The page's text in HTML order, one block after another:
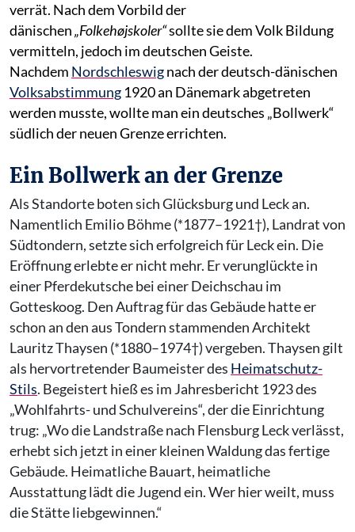
verrät. Nach dem Vorbild der
dänischen„Folkehøjskoler“sollte sie dem Volk Bildung
vermitteln, jedoch im deutschen Geiste.
Nachdem Nordschleswignach der deutsch-dänischen
Volksabstimmung 1920 an Dänemark abgetreten
werden musste, wollte man ein deutsches „Bollwerk“
südlich der neuen Grenze errichten.
Ein Bollwerk an der Grenze
Als Standorte boten sich Glücksburg und Leck an.
Namentlich Emilio Böhme (*1877–1921†), Landrat von
Südtondern, setzte sich erfolgreich für Leck ein. Die
Eröffnung erlebte er nicht mehr. Er verunglückte in
einer Pferdekutsche bei einer Deichschau im
Gotteskoog. Den Auftrag für das Gebäude hatte er
schon an den aus Tondern stammenden Architekt
Lauritz Thaysen (*1880–1974†) vergeben. Thaysen gilt
als hervortretender Baumeister des Heimatschutz-
Stils. Begeistert hieß es im Jahresbericht 1923 des
„Wohlfahrts- und Schulvereins“, der die Einrichtung
trug: „Wo die Landstraße nach Flensburg Leck verlässt,
erhebt sich jetzt in einer kleinen Waldung das fertige
Gebäude. Heimatliche Bauart, heimatliche
Ausstattung lädt die Jugend ein. Wer hier weilt, muss
die Stätte liebgewinnen.“